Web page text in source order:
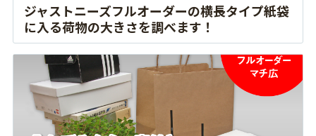
ジャストニーズフルオーダーの横長タイプ紙袋
に入る荷物の大きさを調べます！